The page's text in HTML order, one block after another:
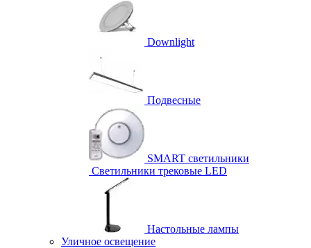
Downlight
Подвесные
SMART светильники
Светильники трековые LED
Настольные лампы
Уличное освещение